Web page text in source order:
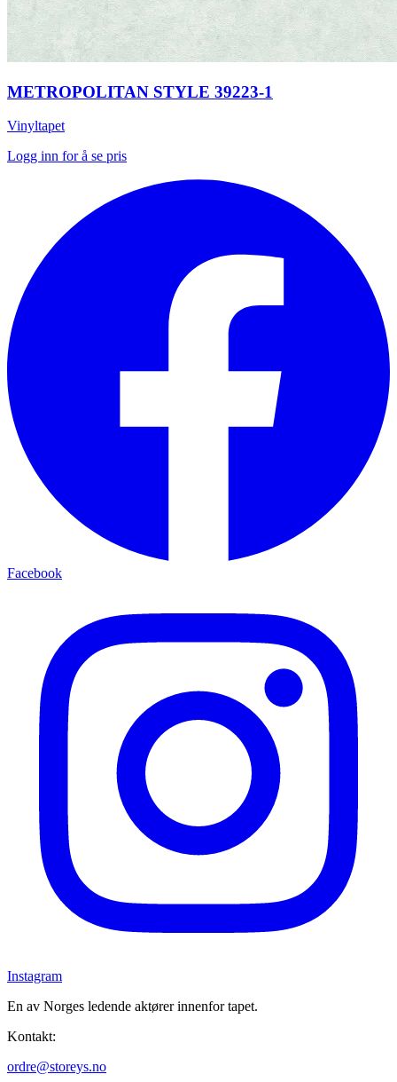
METROPOLITAN STYLE 39223-1
Vinyltapet
Logg inn for å se pris
Facebook
Instagram
En av Norges ledende aktører innenfor tapet.
Kontakt:
ordre@storeys.no